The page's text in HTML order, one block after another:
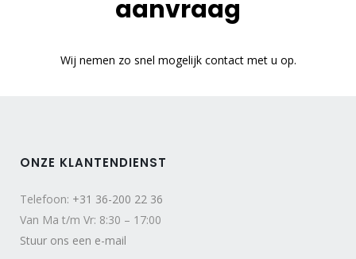
aanvraag
Wij nemen zo snel mogelijk contact met u op.
ONZE KLANTENDIENST
Telefoon: +31 36-200 22 36
Van Ma t/m Vr: 8:30 – 17:00
Stuur ons een e-mail